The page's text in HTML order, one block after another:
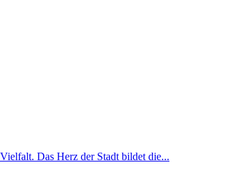
Das Herz der Stadt bildet die...